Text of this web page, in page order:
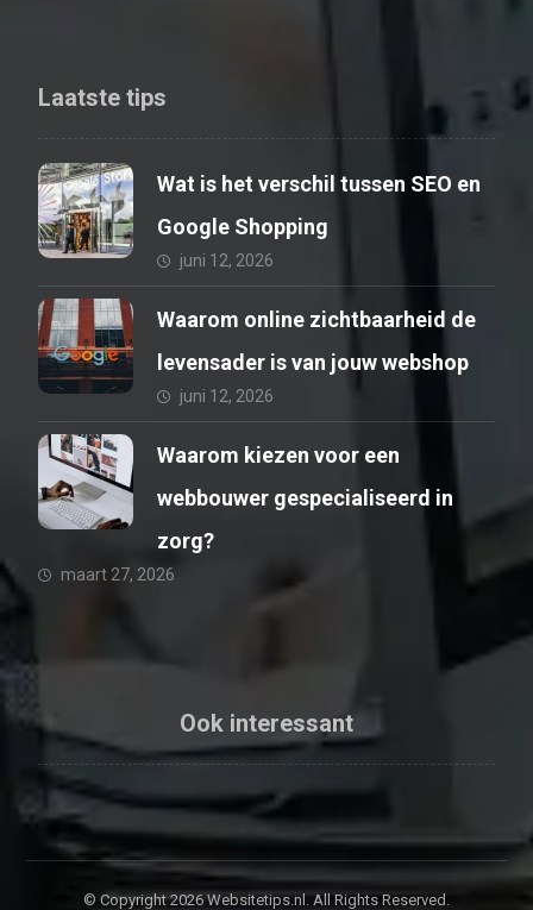
Laatste tips
Wat is het verschil tussen SEO en
Google Shopping
juni 12, 2026
Waarom online zichtbaarheid de
levensader is van jouw webshop
juni 12, 2026
Waarom kiezen voor een
webbouwer gespecialiseerd in
zorg?
maart 27, 2026
Ook interessant
© Copyright 2026 Websitetips.nl. All Rights Reserved.